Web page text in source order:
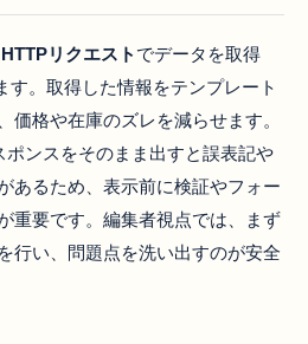
HTTPリクエスト でデータを取得
す。取得した情報をテンプレート
価格や在庫のズレを減らせます。
ンスをそのまま出すと誤表記や
あるため、表示前に検証やフォー
重要です。編集者視点では、まず
行い、問題点を洗い出すのが安全